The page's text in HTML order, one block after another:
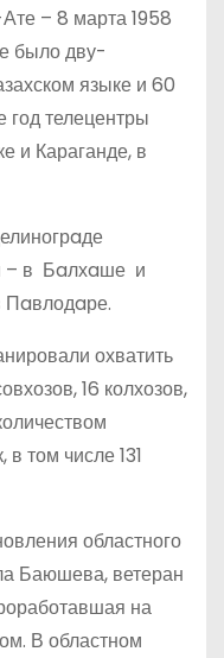
– 8 марта 1958
было дву­
языке и 60
год телецентры
и Караганде, в
– в Бaлхaше и
Пaвлодaре.
охватить
16 колхозов,
том числе 131
областного
Баюшева, ветеран
на
В областном